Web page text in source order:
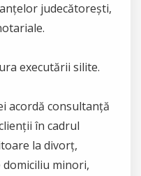
judecătorești,
executării silite.
acordă consultanță
în cadrul
la divorț,
minori,